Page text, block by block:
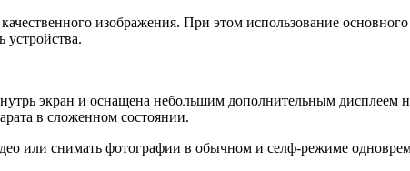
изображения. При этом использование
устройства.
экран и оснащена небольшим дополнительным дисплеем
в сложенном состоянии.
или снимать фотографии в обычном и селф-режиме